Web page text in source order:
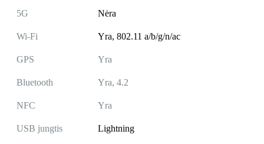
5G Nėra
Wi-Fi Yra, 802.11 a/b/g/n/ac
GPS Yra
Bluetooth Yra, 4.2
NFC Yra
USB jungtis Lightning